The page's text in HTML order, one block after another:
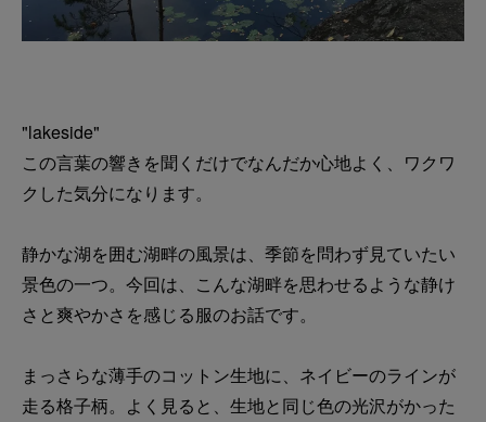
"lakeside"
この言葉の響きを聞くだけでなんだか心地よく、ワクワ
クした気分になります。
静かな湖を囲む湖畔の風景は、季節を問わず見ていたい
景色の一つ。今回は、こんな湖畔を思わせるような静け
さと爽やかさを感じる服のお話です。
まっさらな薄手のコットン生地に、ネイビーのラインが
走る格子柄。よく見ると、生地と同じ色の光沢がかった